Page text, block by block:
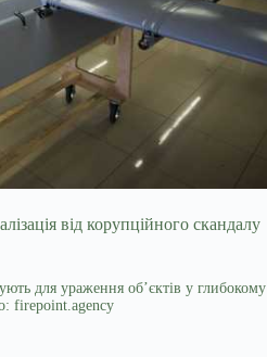
для ураження об’єктів у глибокому
firepoint.agency